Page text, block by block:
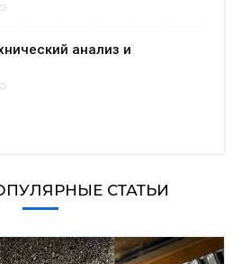
анализ и
СТАТЬИ